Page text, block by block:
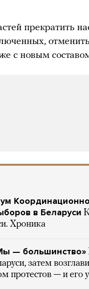
прекратить
с новым
в Беларуси
Хроника
— большинство»
затем
протестов — и